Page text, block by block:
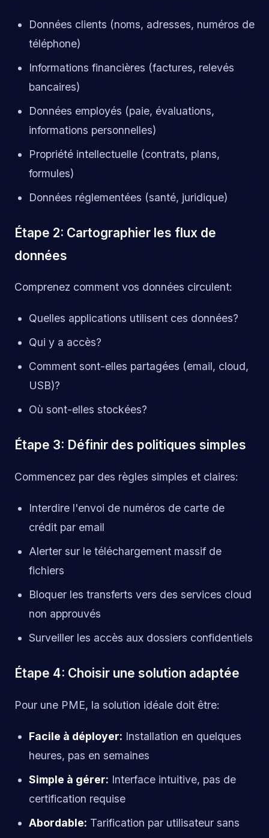
Données clients (noms, adresses, numéros de
téléphone)
Informations financières (factures, relevés
bancaires)
Données employés (paie, évaluations,
informations personnelles)
Propriété intellectuelle (contrats, plans,
formules)
Données réglementées (santé, juridique)
Étape 2: Cartographier les flux de
données
Comprenez comment vos données circulent:
Quelles applications utilisent ces données?
Qui y a accès?
Comment sont-elles partagées (email, cloud,
USB)?
Où sont-elles stockées?
Étape 3: Définir des politiques simples
Commencez par des règles simples et claires:
Interdire l'envoi de numéros de carte de
crédit par email
Alerter sur le téléchargement massif de
fichiers
Bloquer les transferts vers des services cloud
non approuvés
Surveiller les accès aux dossiers confidentiels
Étape 4: Choisir une solution adaptée
Pour une PME, la solution idéale doit être:
Facile à déployer: Installation en quelques
heures, pas en semaines
Simple à gérer: Interface intuitive, pas de
certification requise
Abordable: Tarification par utilisateur sans